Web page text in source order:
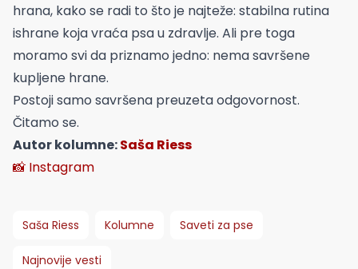
hrana, kako se radi to što je najteže: stabilna rutina
ishrane koja vraća psa u zdravlje. Ali pre toga
moramo svi da priznamo jedno: nema savršene
kupljene hrane.
Postoji samo savršena preuzeta odgovornost.
Čitamo se.
Autor kolumne:Saša Riess
📸 Instagram
Saša Riess Kolumne Saveti za pse
Najnovije vesti